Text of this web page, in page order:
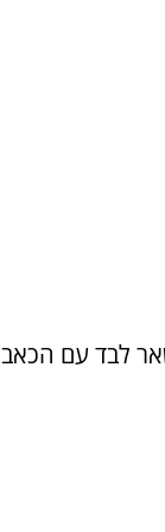
לבד עם הכאב